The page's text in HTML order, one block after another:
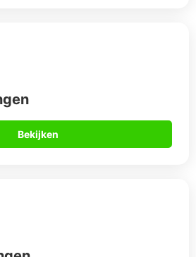
naar Italië?
naar Italië hoeft niet duur te zijn. Er
die je het meeste waar voor je
vakantie door in Italië! Ontspan in de
drink heerlijke Italiaanse wijnen en